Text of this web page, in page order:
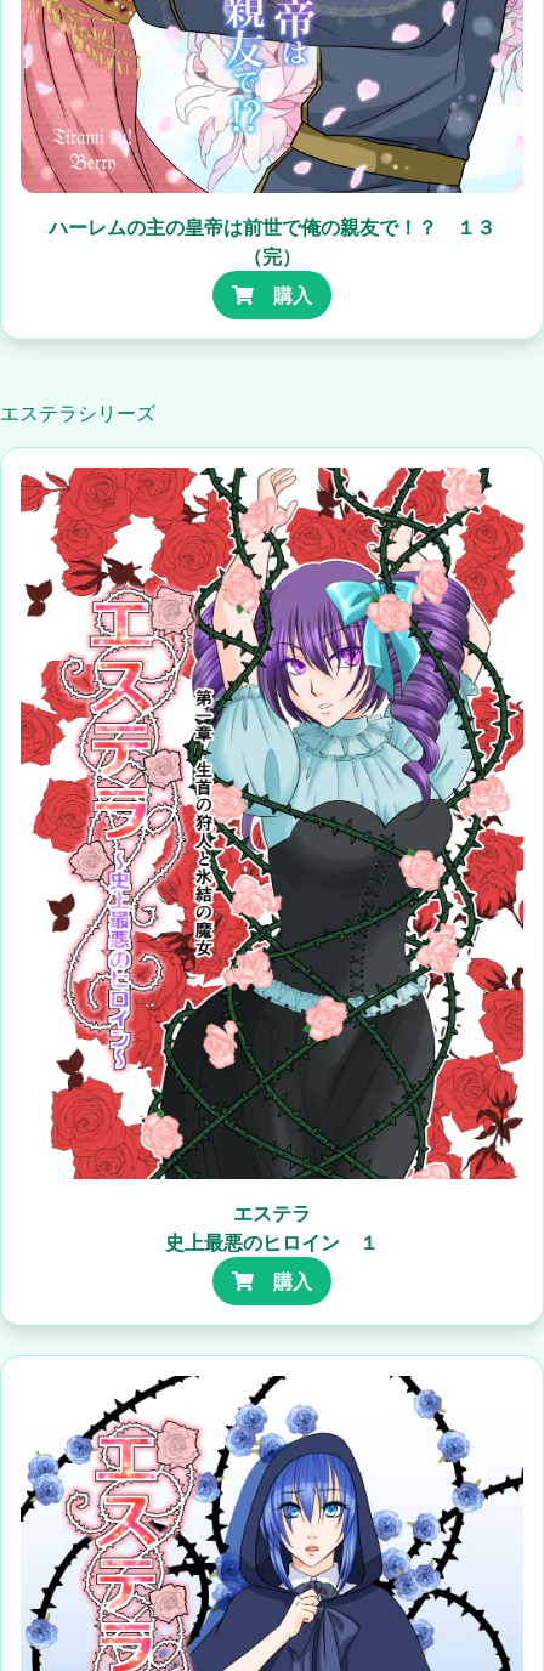
ハーレムの主の皇帝は前世で俺の親友で！？ １３
（完）
購入
エステラシリーズ
エステラ
史上最悪のヒロイン １
購入